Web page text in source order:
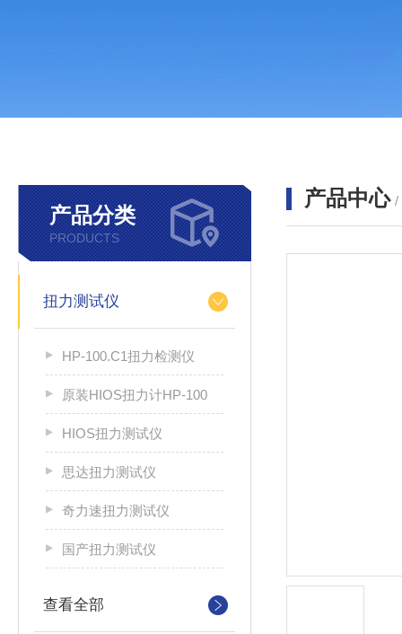
产品分类
PRODUCTS
扭力测试仪
HP-100.C1扭力检测仪
原装HIOS扭力计HP-100
HIOS扭力测试仪
思达扭力测试仪
奇力速扭力测试仪
国产扭力测试仪
查看全部
产品中心 /